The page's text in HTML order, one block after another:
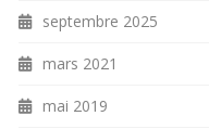
septembre 2025
mars 2021
mai 2019